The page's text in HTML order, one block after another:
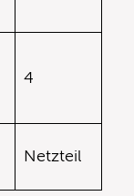
4
Netzteil